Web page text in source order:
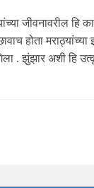
जीवनावरील हि
होता
. झुंझार अशी हि